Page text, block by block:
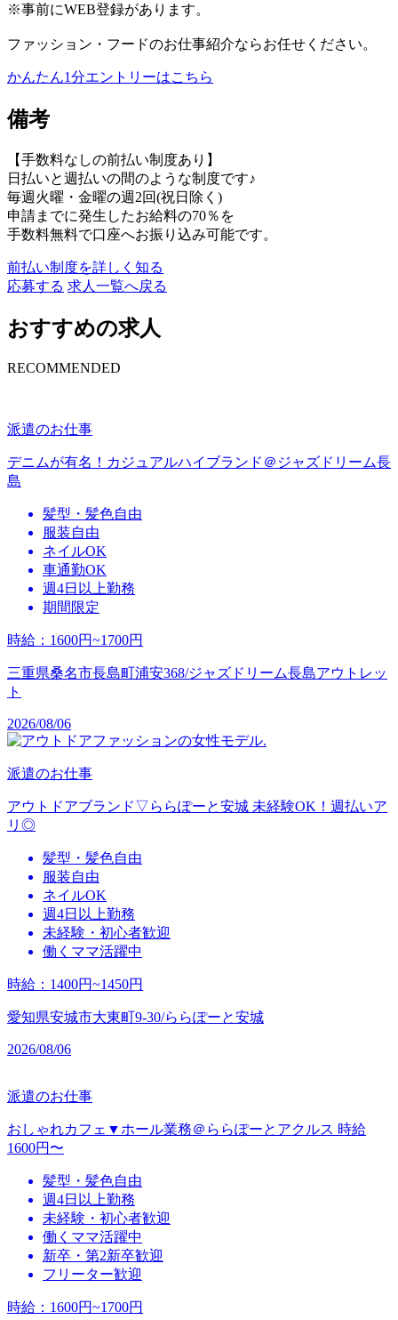
※事前にWEB登録があります。
ファッション・フードのお仕事紹介ならお任せください。
かんたん1分エントリーはこちら
備考
【手数料なしの前払い制度あり】
日払いと週払いの間のような制度です♪
毎週火曜・金曜の週2回(祝日除く)
申請までに発生したお給料の70％を
手数料無料で口座へお振り込み可能です。
前払い制度を詳しく知る
応募する 求人一覧へ戻る
おすすめの求人
RECOMMENDED
派遣のお仕事
デニムが有名！カジュアルハイブランド＠ジャズドリーム長
島
髪型・髪色自由
服装自由
ネイルOK
車通勤OK
週4日以上勤務
期間限定
時給 ： 1600円~1700円
三重県桑名市長島町浦安368/ジャズドリーム長島アウトレッ
ト
2026/08/06
派遣のお仕事
アウトドアブランド▽ららぽーと安城 未経験OK！週払いア
リ◎
髪型・髪色自由
服装自由
ネイルOK
週4日以上勤務
未経験・初心者歓迎
働くママ活躍中
時給 ： 1400円~1450円
愛知県安城市大東町9-30/ららぽーと安城
2026/08/06
派遣のお仕事
おしゃれカフェ▼ホール業務＠ららぽーとアクルス 時給
1600円〜
髪型・髪色自由
週4日以上勤務
未経験・初心者歓迎
働くママ活躍中
新卒・第2新卒歓迎
フリーター歓迎
時給 ： 1600円~1700円